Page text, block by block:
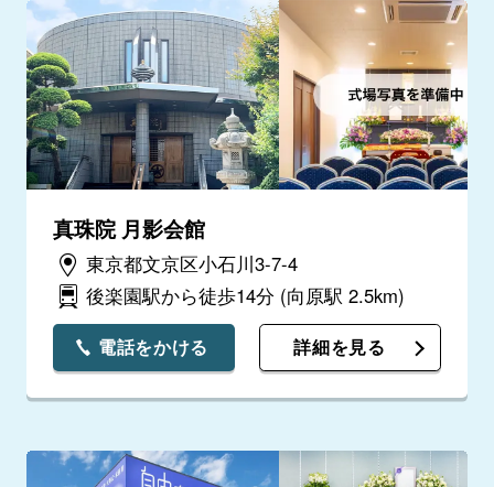
真珠院 月影会館
東京都文京区小石川3-7-4
後楽園駅から徒歩14分 (向原駅 2.5km)
電話をかける 詳細を見る